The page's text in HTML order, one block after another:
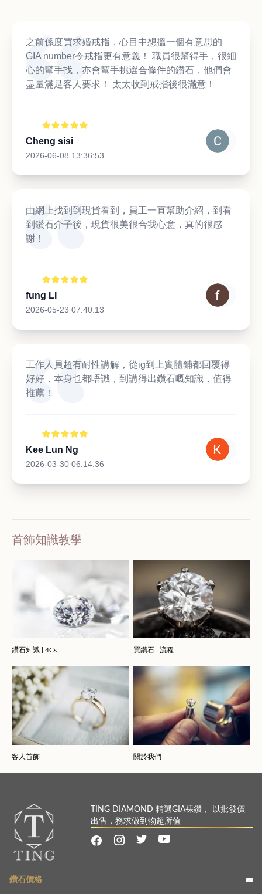
之前係度買求婚戒指，心目中想搵一個有意思的
GIA number令戒指更有意義！ 職員很幫得手，很細
心的幫手找，亦會幫手挑選合條件的鑽石，他們會
盡量滿足客人要求！ 太太收到戒指後很滿意！
Cheng sisi
2026-06-08 13:36:53
由網上找到到現貨看到，員工一直幫助介紹，到看
到鑽石介子後，現貨很美很合我心意，真的很感
謝！
fung LI
2026-05-23 07:40:13
工作人員超有耐性講解，從ig到上實體鋪都回覆得
好好，本身乜都唔識，到講得出鑽石嘅知識，值得
推薦！
Kee Lun Ng
2026-03-30 06:14:36
首飾知識教學
鑽石知識 | 4Cs 買鑽石 | 流程
客人首飾 關於我們
TING DIAMOND 精選GIA裸鑽， 以批發價
出售，務求做到物超所值
鑽石價格